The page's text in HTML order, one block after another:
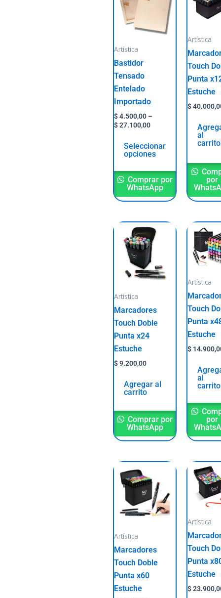
Artística
Bastidor
Tensado
Entelado
Importado
$4.500,00 –
$27.100,00
through
$ 27.100,00
Seleccionar
opciones
has
multiple
variants.
The
options
may
be
chosen
on
the
page
Comprar por
WhatsApp
Artística
Touch
Punta
Estuche
$
al
carrito
por
Artística
Marcadores
Touch Doble
Punta x24
Estuche
$9.200,00
Agregar al
carrito
Comprar por
WhatsApp
Artística
Touch
Punta
Estuche
$
al
carrito
por
Artística
Marcadores
Touch Doble
Punta x60
Estuche
Artística
Touch
Punta
Estuche
$